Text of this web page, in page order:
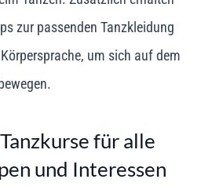
zur passenden Tanzkleidung
um sich auf dem
für alle
und Interessen